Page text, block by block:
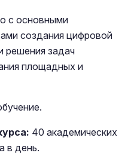
с основными
создания цифровой
задач
площадных и
40 академических
в день.